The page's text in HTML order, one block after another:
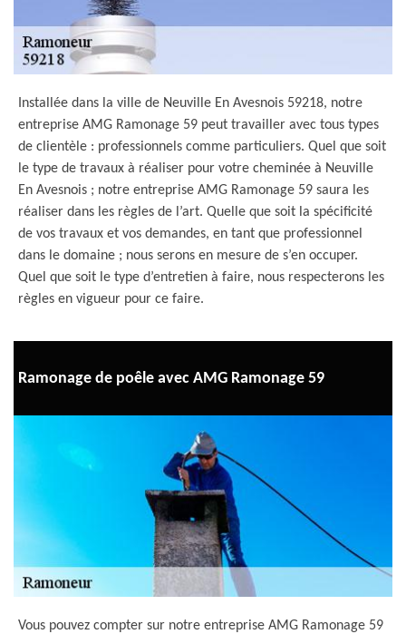
Installée dans la ville de Neuville En Avesnois 59218, notre
entreprise AMG Ramonage 59 peut travailler avec tous types
de clientèle : professionnels comme particuliers. Quel que soit
le type de travaux à réaliser pour votre cheminée à Neuville
En Avesnois ; notre entreprise AMG Ramonage 59 saura les
réaliser dans les règles de l’art. Quelle que soit la spécificité
de vos travaux et vos demandes, en tant que professionnel
dans le domaine ; nous serons en mesure de s’en occuper.
Quel que soit le type d’entretien à faire, nous respecterons les
règles en vigueur pour ce faire.
Ramonage de poêle avec AMG Ramonage 59
Vous pouvez compter sur notre entreprise AMG Ramonage 59